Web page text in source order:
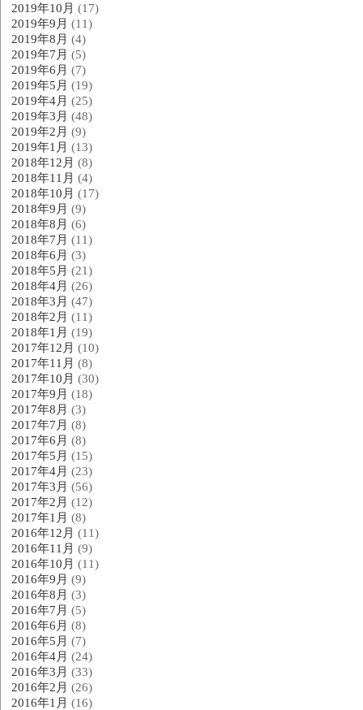
2019年10月 (17)
2019年9月 (11)
2019年8月 (4)
2019年7月 (5)
2019年6月 (7)
2019年5月 (19)
2019年4月 (25)
2019年3月 (48)
2019年2月 (9)
2019年1月 (13)
2018年12月 (8)
2018年11月 (4)
2018年10月 (17)
2018年9月 (9)
2018年8月 (6)
2018年7月 (11)
2018年6月 (3)
2018年5月 (21)
2018年4月 (26)
2018年3月 (47)
2018年2月 (11)
2018年1月 (19)
2017年12月 (10)
2017年11月 (8)
2017年10月 (30)
2017年9月 (18)
2017年8月 (3)
2017年7月 (8)
2017年6月 (8)
2017年5月 (15)
2017年4月 (23)
2017年3月 (56)
2017年2月 (12)
2017年1月 (8)
2016年12月 (11)
2016年11月 (9)
2016年10月 (11)
2016年9月 (9)
2016年8月 (3)
2016年7月 (5)
2016年6月 (8)
2016年5月 (7)
2016年4月 (24)
2016年3月 (33)
2016年2月 (26)
2016年1月 (16)